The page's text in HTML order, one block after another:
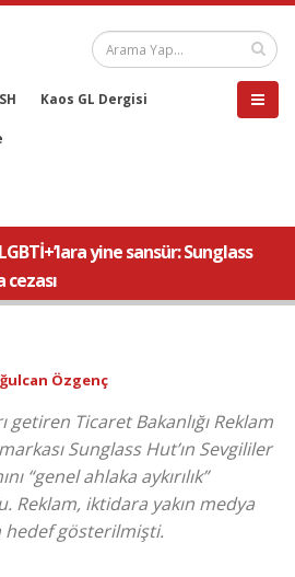
Kaos GL Dergisi
yine sansür: Sunglass
Özgenç
getiren Ticaret Bakanlığı Reklam
Sunglass Hut’ın Sevgililer
“genel ahlaka aykırılık”
Reklam, iktidara yakın medya
hedef gösterilmişti.